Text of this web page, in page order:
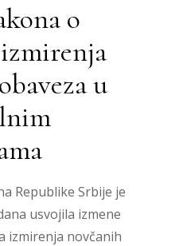
o
u
Republike Srbije je
usvojila izmene
izmirenja novčanih